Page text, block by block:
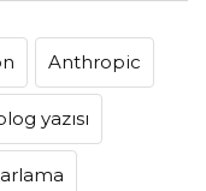
Anthropic
yazısı